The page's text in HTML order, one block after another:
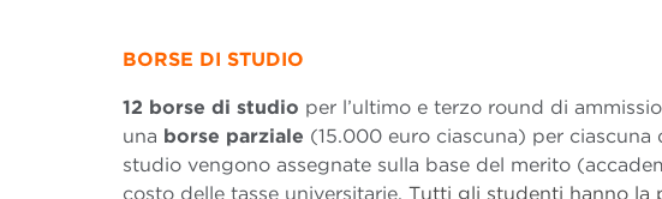
BORSE DI STUDIO
12 borse di studio per l’ultimo e terzo round di
una borse parziale (15.000 euro ciascuna) per
studio vengono assegnate sulla base del merito
costo delle tasse universitarie. Tutti gli studenti hanno la